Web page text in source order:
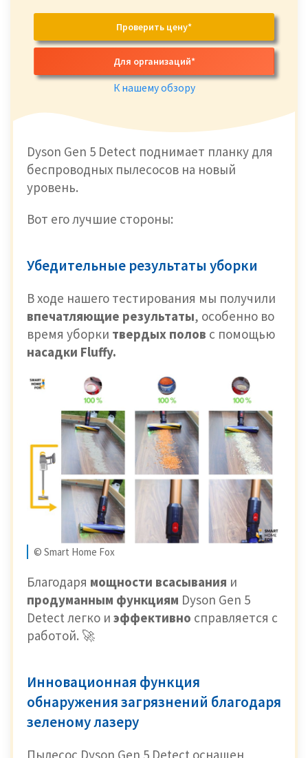
Проверить цену*
Для организаций*
К нашему обзору
Dyson Gen 5 Detect поднимает планку для
беспроводных пылесосов на новый
уровень.
Вот его лучшие стороны:
Убедительные результаты уборки
В ходе нашего тестирования мы получили
впечатляющие результаты, особенно во
время уборки твердых полов с помощью
насадки Fluffy.
© Smart Home Fox
Благодаря мощности всасывания и
продуманным функциям Dyson Gen 5
Detect легко и эффективно справляется с
работой. 🚀
Инновационная функция
обнаружения загрязнений благодаря
зеленому лазеру
Пылесос Dyson Gen 5 Detect оснащен